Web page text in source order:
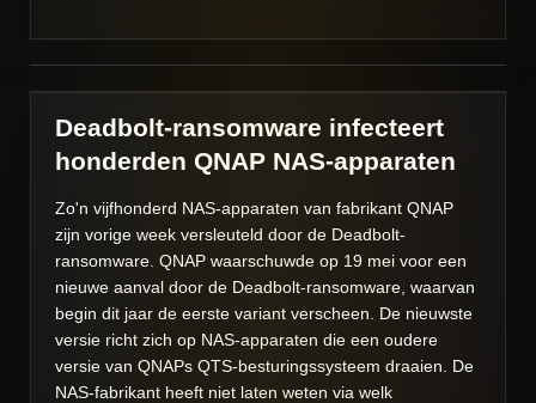
Deadbolt-ransomware infecteert
honderden QNAP NAS-apparaten
Zo'n vijfhonderd NAS-apparaten van fabrikant QNAP
zijn vorige week versleuteld door de Deadbolt-
ransomware. QNAP waarschuwde op 19 mei voor een
nieuwe aanval door de Deadbolt-ransomware, waarvan
begin dit jaar de eerste variant verscheen. De nieuwste
versie richt zich op NAS-apparaten die een oudere
versie van QNAPs QTS-besturingssysteem draaien. De
NAS-fabrikant heeft niet laten weten via welk